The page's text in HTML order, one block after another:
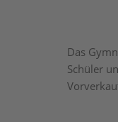
Das
Schüler